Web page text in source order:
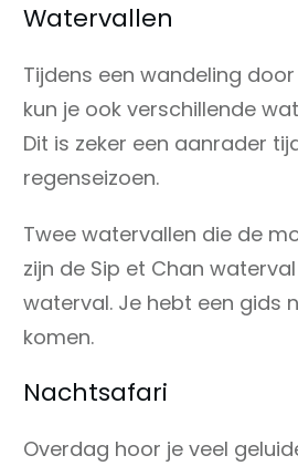
Watervallen
Tijdens een wandeling
kun je ook verschillende
Dit is zeker een aanrader
regenseizoen.
Twee watervallen die de
zijn de Sip et Chan
waterval. Je hebt een gids
komen.
Nachtsafari
Overdag hoor je veel